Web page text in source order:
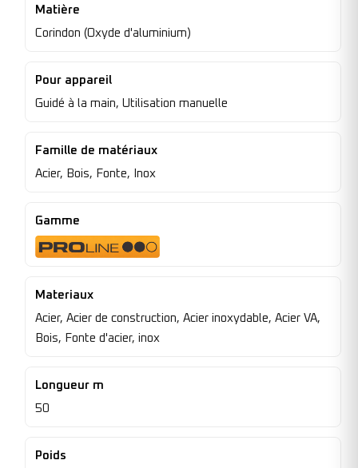
Matière
Corindon (Oxyde d'aluminium)
Pour appareil
Guidé à la main, Utilisation manuelle
Famille de matériaux
Acier, Bois, Fonte, Inox
Gamme
Materiaux
Acier, Acier de construction, Acier inoxydable, Acier VA,
Bois, Fonte d'acier, inox
Longueur m
50
Poids